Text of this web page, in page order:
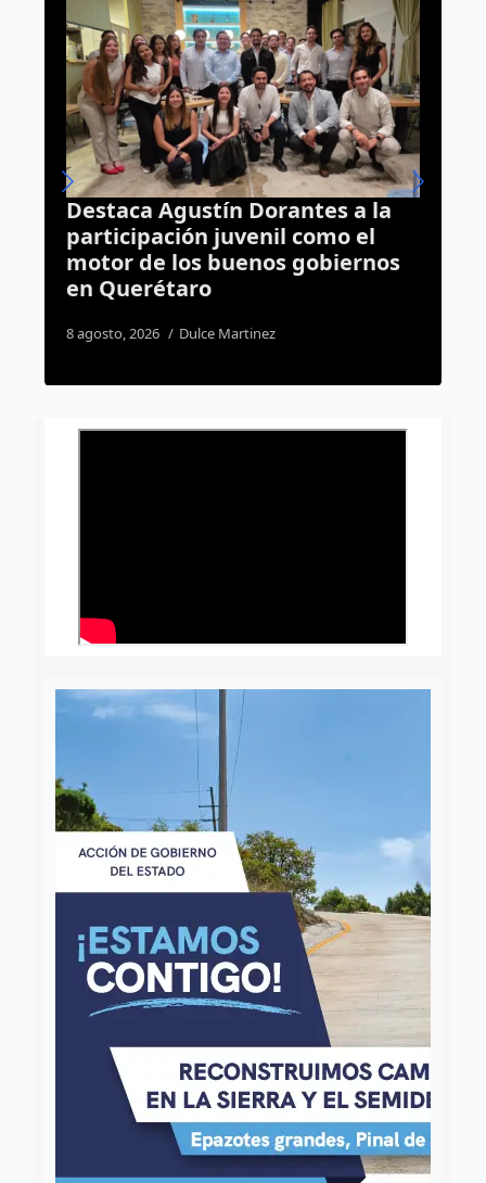
a la
Burocracia de Querétaro
límites para usar Inteligencia
Artificial, habrá nuevo
reglamento
6 agosto, 2026 Dulce Martinez